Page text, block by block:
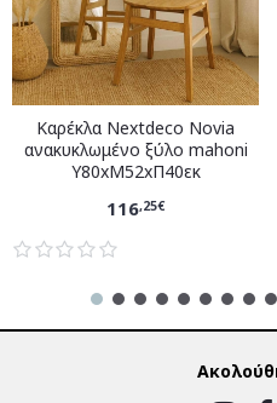
Καρέκλα Nextdeco Novia
ανακυκλωμένο ξύλο mahoni
Υ80xM52xΠ40εκ
116,25€